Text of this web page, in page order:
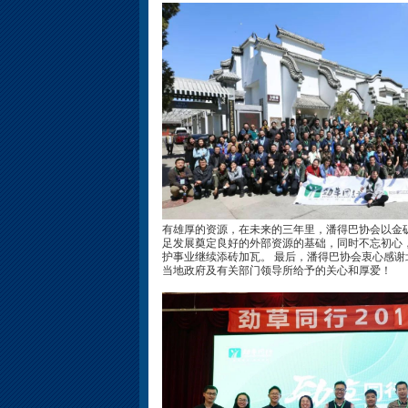
有雄厚的资源，在未来的三年里，潘得巴协会以
足发展奠定良好的外部资源的基础，同时不忘初
护事业继续添砖加瓦。 最后，潘得巴协会衷心感
当地政府及有关部门领导所给予的关心和厚爱！